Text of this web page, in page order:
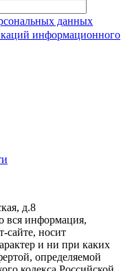
данных
информационного
д.8
вся информация,
сайте, носит
и ни при каких
определяемой